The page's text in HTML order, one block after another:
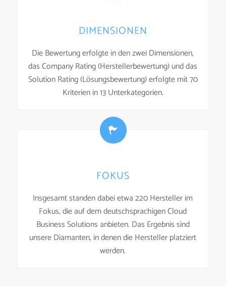
DIMENSIONEN
Die Bewertung erfolgte in den zwei Dimensionen,
das Company Rating (Herstellerbewertung) und das
Solution Rating (Lösungsbewertung) erfolgte mit 70
Kriterien in 13 Unterkategorien.
FOKUS
Insgesamt standen dabei etwa 220 Hersteller im
Fokus, die auf dem deutschsprachigen Cloud
Business Solutions anbieten. Das Ergebnis sind
unsere Diamanten, in denen die Hersteller platziert
werden.